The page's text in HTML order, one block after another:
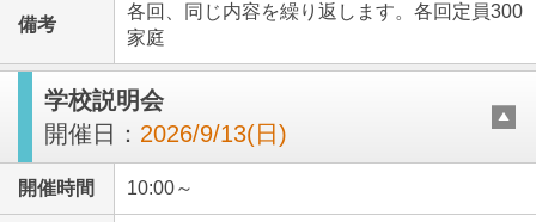
備考
各回、同じ内容を繰り返します。各回定員300
家庭
学校説明会
開催日： 2026/9/13(日)
開催時間 10:00～